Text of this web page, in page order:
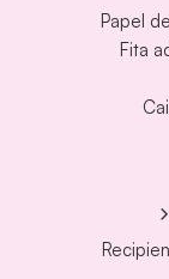
Papel
Fita